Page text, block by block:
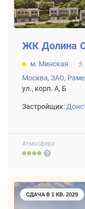
Атмосфера
ЖК Долина
м. Минская
Москва, ЗАО,
ул., корп. А, Б
Застройщик:
СДАЧА В 1 КВ. 2029